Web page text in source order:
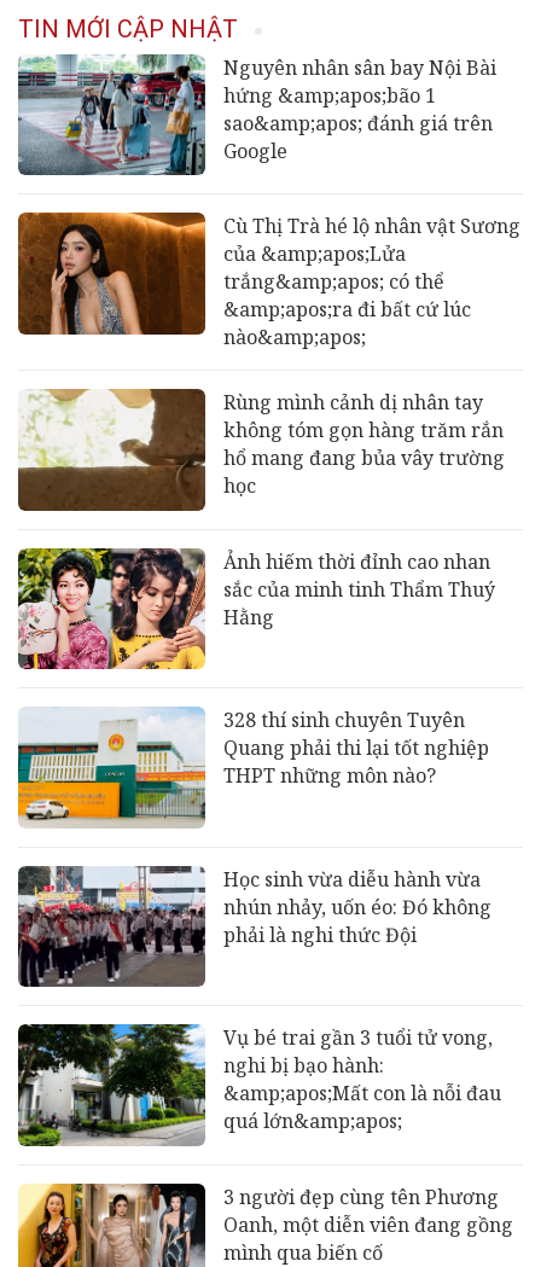
nghiệp thăng tiến vượt
bậc, tài lộc phủ kín đường
đi
TIN MỚI CẬP NHẬT
Nguyên nhân sân bay Nội Bài
hứng &amp;apos;bão 1
sao&amp;apos; đánh giá trên
Google
Cù Thị Trà hé lộ nhân vật Sương
của &amp;apos;Lửa
trắng&amp;apos; có thể
&amp;apos;ra đi bất cứ lúc
nào&amp;apos;
Rùng mình cảnh dị nhân tay
không tóm gọn hàng trăm rắn
hổ mang đang bủa vây trường
học
Ảnh hiếm thời đỉnh cao nhan
sắc của minh tinh Thẩm Thuý
Hằng
328 thí sinh chuyên Tuyên
Quang phải thi lại tốt nghiệp
THPT những môn nào?
Học sinh vừa diễu hành vừa
nhún nhảy, uốn éo: Đó không
phải là nghi thức Đội
Vụ bé trai gần 3 tuổi tử vong,
nghi bị bạo hành:
&amp;apos;Mất con là nỗi đau
quá lớn&amp;apos;
3 người đẹp cùng tên Phương
Oanh, một diễn viên đang gồng
mình qua biến cố